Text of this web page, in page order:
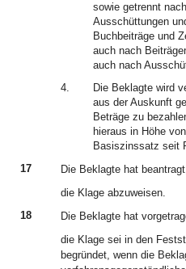
sowie getrennt
Ausschüttungen
Buchbeiträge und
auch nach
auch nach
4.
Die Beklagte wird
aus der Auskunft
Beträge zu
hieraus in Höhe
Basiszinssatz seit
17
Die Beklagte hat
die Klage abzuweisen.
18
Die Beklagte hat
die Klage sei in den
begründet, wenn die